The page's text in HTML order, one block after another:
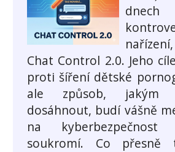
Chat Control 2.0. Jeho
proti šíření dětské
ale způsob, jakým
dosáhnout, budí vášně
na
soukromí. Co přesně